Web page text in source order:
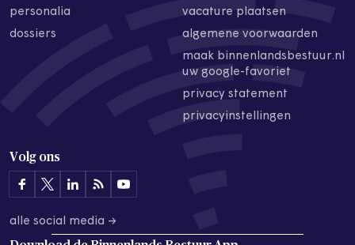
personalia
dossiers
vacature plaatsen
algemene voorwaarden
maak binnenlandsbestuur.nl
uw google-favoriet
privacy statement
privacyinstellingen
Volg ons
alle social media →